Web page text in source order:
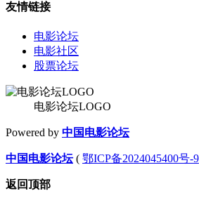
友情链接
电影论坛
电影社区
股票论坛
电影论坛LOGO
Powered by 中国电影论坛
中国电影论坛( 鄂ICP备2024045400号-9
返回顶部